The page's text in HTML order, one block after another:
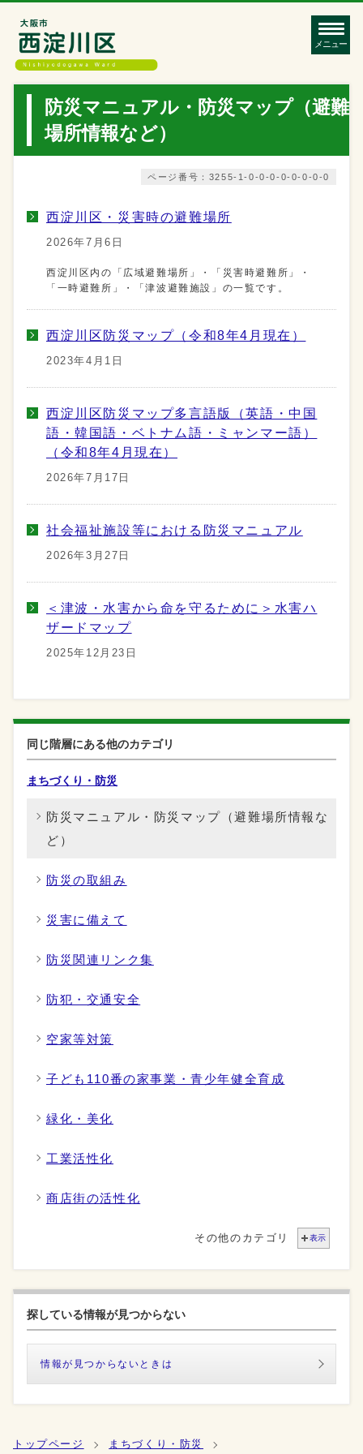
メニュー
防災マニュアル・防災マップ（避難
場所情報など）
ページ番号：3255-1-0-0-0-0-0-0-0-0
西淀川区・災害時の避難場所
2026年7月6日
西淀川区内の「広域避難場所」・「災害時避難所」・
「一時避難所」・「津波避難施設」の一覧です。
西淀川区防災マップ（令和8年4月現在）
2023年4月1日
西淀川区防災マップ多言語版（英語・中国
語・韓国語・ベトナム語・ミャンマー語）
（令和8年4月現在）
2026年7月17日
社会福祉施設等における防災マニュアル
2026年3月27日
＜津波・水害から命を守るために＞水害ハ
ザードマップ
2025年12月23日
同じ階層にある他のカテゴリ
まちづくり・防災
防災マニュアル・防災マップ（避難場所情報な
ど）
防災の取組み
災害に備えて
防災関連リンク集
防犯・交通安全
空家等対策
子ども110番の家事業・青少年健全育成
緑化・美化
工業活性化
商店街の活性化
その他のカテゴリ 表示
探している情報が見つからない
情報が見つからないときは
トップページ まちづくり・防災